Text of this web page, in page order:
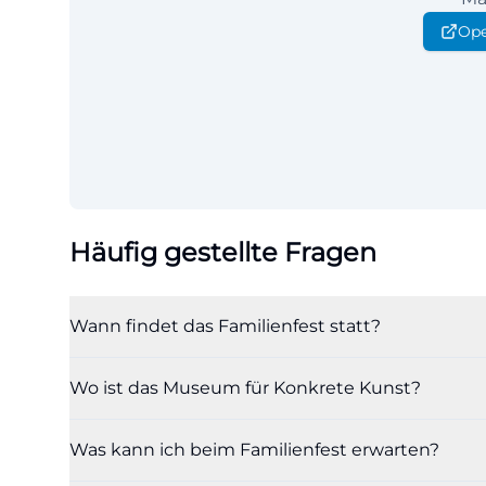
Häufig gestellte Fragen
Wann findet das Familienfest statt?
Wo ist das Museum für Konkrete Kunst?
Was kann ich beim Familienfest erwarten?